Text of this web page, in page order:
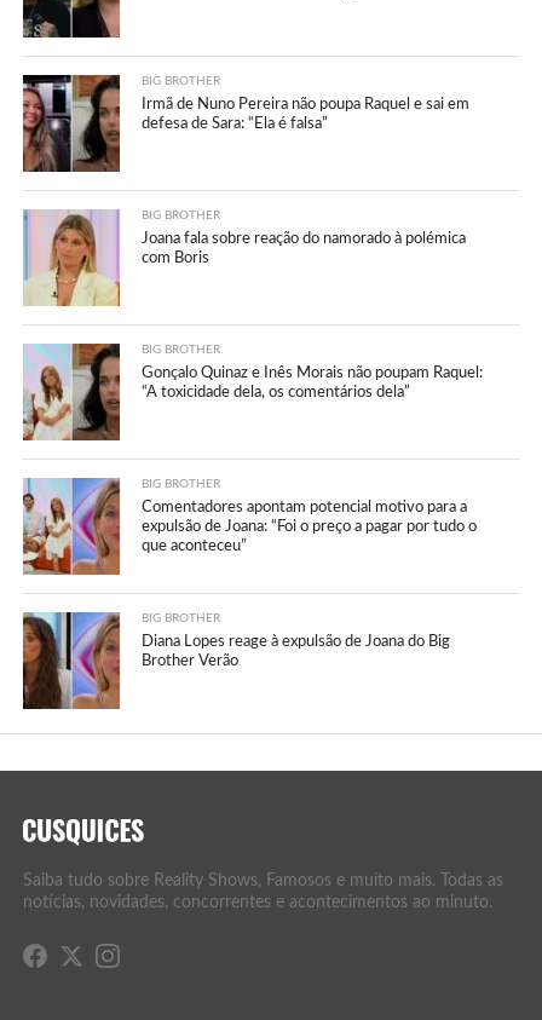
BIG BROTHER
Irmã de Nuno Pereira não poupa Raquel e sai em
defesa de Sara: “Ela é falsa”
BIG BROTHER
Joana fala sobre reação do namorado à polémica
com Boris
BIG BROTHER
Gonçalo Quinaz e Inês Morais não poupam Raquel:
“A toxicidade dela, os comentários dela”
BIG BROTHER
Comentadores apontam potencial motivo para a
expulsão de Joana: “Foi o preço a pagar por tudo o
que aconteceu”
BIG BROTHER
Diana Lopes reage à expulsão de Joana do Big
Brother Verão
Saiba tudo sobre Reality Shows, Famosos e muito mais. Todas as
notícias, novidades, concorrentes e acontecimentos ao minuto.